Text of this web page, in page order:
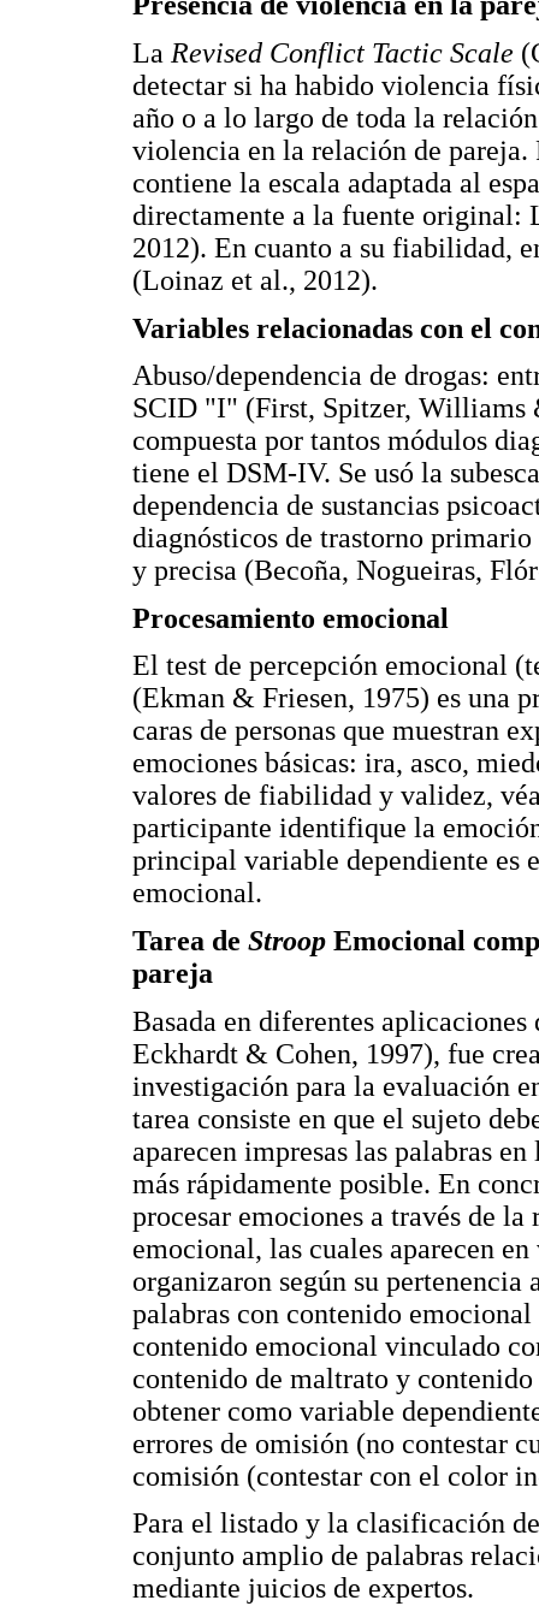
La Revised Conflict Tactic Scale
detectar si ha habido violencia
año o a lo largo de toda la
violencia en la relación de pareja.
contiene la escala adaptada al
directamente a la fuente
2012). En cuanto a su fiabilidad,
(Loinaz et al., 2012).
Variables relacionadas con el
Abuso/dependencia de drogas:
SCID "I" (First, Spitzer, Williams
compuesta por tantos módulos
tiene el DSM-IV. Se usó la
dependencia de sustancias
diagnósticos de trastorno
y precisa (Becoña, Nogueiras,
Procesamiento emocional
El test de percepción emocional
(Ekman & Friesen, 1975) es una
caras de personas que muestran
emociones básicas: ira, asco,
valores de fiabilidad y validez,
participante identifique la
principal variable dependiente es
emocional.
Tarea de Stroop Emocional
pareja
Basada en diferentes
Eckhardt & Cohen, 1997), fue
investigación para la evaluación
tarea consiste en que el sujeto
aparecen impresas las palabras
más rápidamente posible. En
procesar emociones a través de
emocional, las cuales aparecen
organizaron según su
palabras con contenido
contenido emocional vinculado
contenido de maltrato y
obtener como variable
errores de omisión (no contestar
comisión (contestar con el color
Para el listado y la clasificación
conjunto amplio de palabras
mediante juicios de expertos.